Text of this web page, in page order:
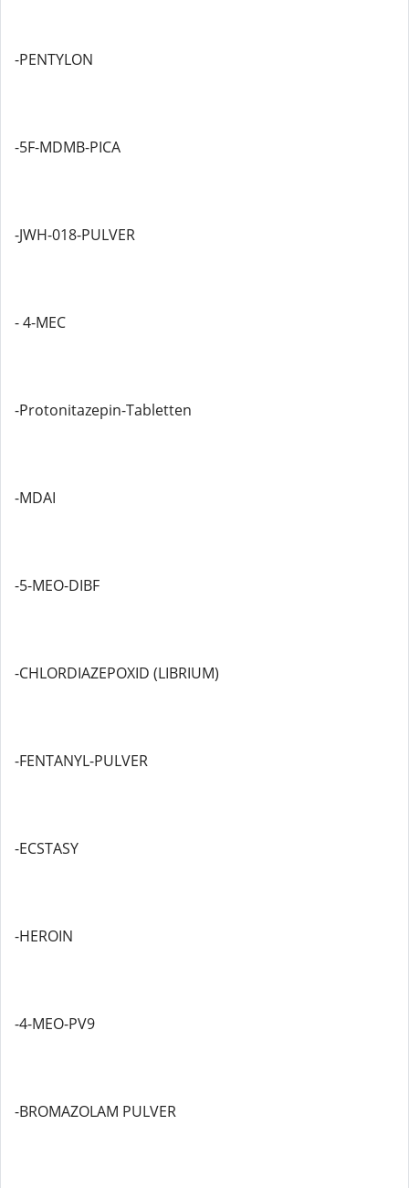
-PENTYLON
-5F-MDMB-PICA
-JWH-018-PULVER
- 4-MEC
-Protonitazepin-Tabletten
-MDAI
-5-MEO-DIBF
-CHLORDIAZEPOXID (LIBRIUM)
-FENTANYL-PULVER
-ECSTASY
-HEROIN
-4-MEO-PV9
-BROMAZOLAM PULVER